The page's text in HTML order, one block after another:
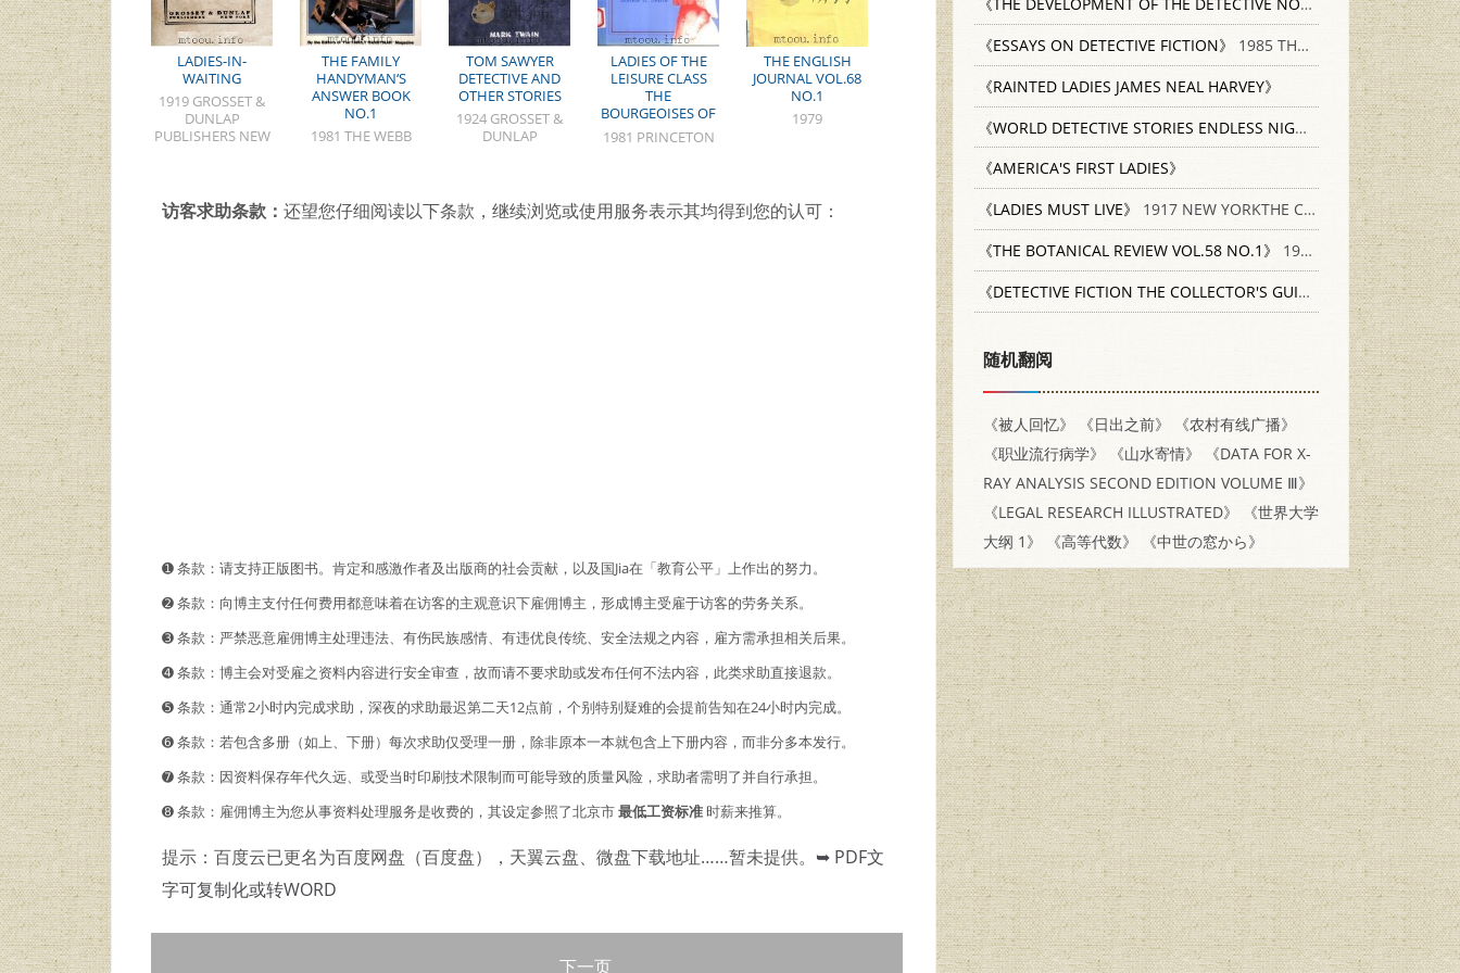
LADIES-IN-
WAITING
1919 GROSSET &
DUNLAP
PUBLISHERS NEW
THE FAMILY
HANDYMAN‘S
ANSWER BOOK
NO.1
1981 THE WEBB
TOM SAWYER
DETECTIVE AND
OTHER STORIES
1924 GROSSET &
DUNLAP
LADIES OF THE
LEISURE CLASS
THE
BOURGEOISES OF
NORTHERN
FRANCE IN THE
1981 PRINCETON
THE ENGLISH
JOURNAL VOL.68
NO.1
1979
访客求助条款： 还望您仔细阅读以下条款，继续浏览或使用服务表示其均得到您的认可：
➊️ 条款：请支持正版图书。肯定和感激作者及出版商的社会贡献，以及国Jia在「教育公平」上作出的努力。
➋️️ 条款：向博主支付任何费用都意味着在访客的主观意识下雇佣博主，形成博主受雇于访客的劳务关系。
➌ 条款：严禁恶意雇佣博主处理违法、有伤民族感情、有违优良传统、安全法规之内容，雇方需承担相关后果。
➍ 条款：博主会对受雇之资料内容进行安全审查，故而请不要求助或发布任何不法内容，此类求助直接退款。
➎ 条款：通常2小时内完成求助，深夜的求助最迟第二天12点前，个别特别疑难的会提前告知在24小时内完成。
➏ 条款：若包含多册（如上、下册）每次求助仅受理一册，除非原本一本就包含上下册内容，而非分多本发行。
➐ 条款：因资料保存年代久远、或受当时印刷技术限制而可能导致的质量风险，求助者需明了并自行承担。
➑ 条款：雇佣博主为您从事资料处理服务是收费的，其设定参照了北京市最低工资标准时薪来推算。
提示：百度云已更名为百度网盘（百度盘），天翼云盘、微盘下载地址……暂未提供。 ➥ PDF文
字可复制化或转WORD
下一页
《ESSAYS ON DETECTIVE FICTION》
1985 THE MACMILLAN PRESS LTD 0333321952
《RAINTED LADIES JAMES NEAL HARVEY》
《WORLD DETECTIVE STORIES ENDLESS NIGHT》
《AMERICA'S FIRST LADIES》
《LADIES MUST LIVE》
1917 NEW YORKTHE CENTURY CO.
《THE BOTANICAL REVIEW VOL.58 NO.1》
1992 THE NEW YORK BOTANICAL GARDEN
《DETECTIVE FICTION THE COLLECTOR'S GUIDE》
BARN OWL
随机翻阅
《被人回忆》 《日出之前》
《农村有线广播》
《职业流行病学》
《山水寄情》
《DATA FOR X-
RAY ANALYSIS SECOND EDITION VOLUME Ⅲ》
《LEGAL RESEARCH ILLUSTRATED》
《世界大学
大纲 1》
《高等代数》 《中世の窓から》